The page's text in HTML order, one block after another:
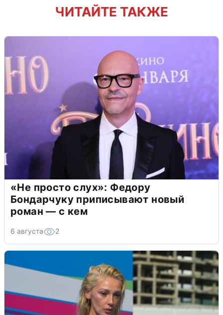
ЧИТАЙТЕ ТАКЖЕ
«Не просто слух»: Федору
Бондарчуку приписывают новый
роман — с кем
6 августа 2